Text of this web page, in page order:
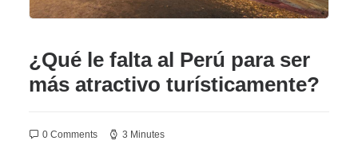
¿Qué le falta al Perú para ser
más atractivo turísticamente?
0 Comments 3 Minutes